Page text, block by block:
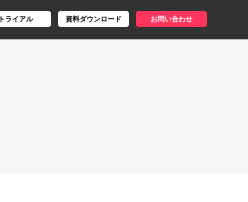
トライアル 資料ダウンロード お問い合わせ